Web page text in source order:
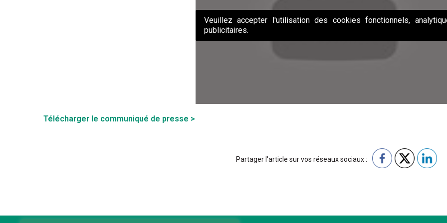
Veuillez accepter l'utilisation des cookies fonctionnels,
publicitaires.
Télécharger le communiqué de presse >
Partager l'article sur vos réseaux sociaux :